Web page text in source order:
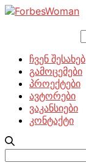
ჩვენ შესახებ
გამოცემები
პროექტები
ავტორები
ვაკანსიები
კონტაქტი